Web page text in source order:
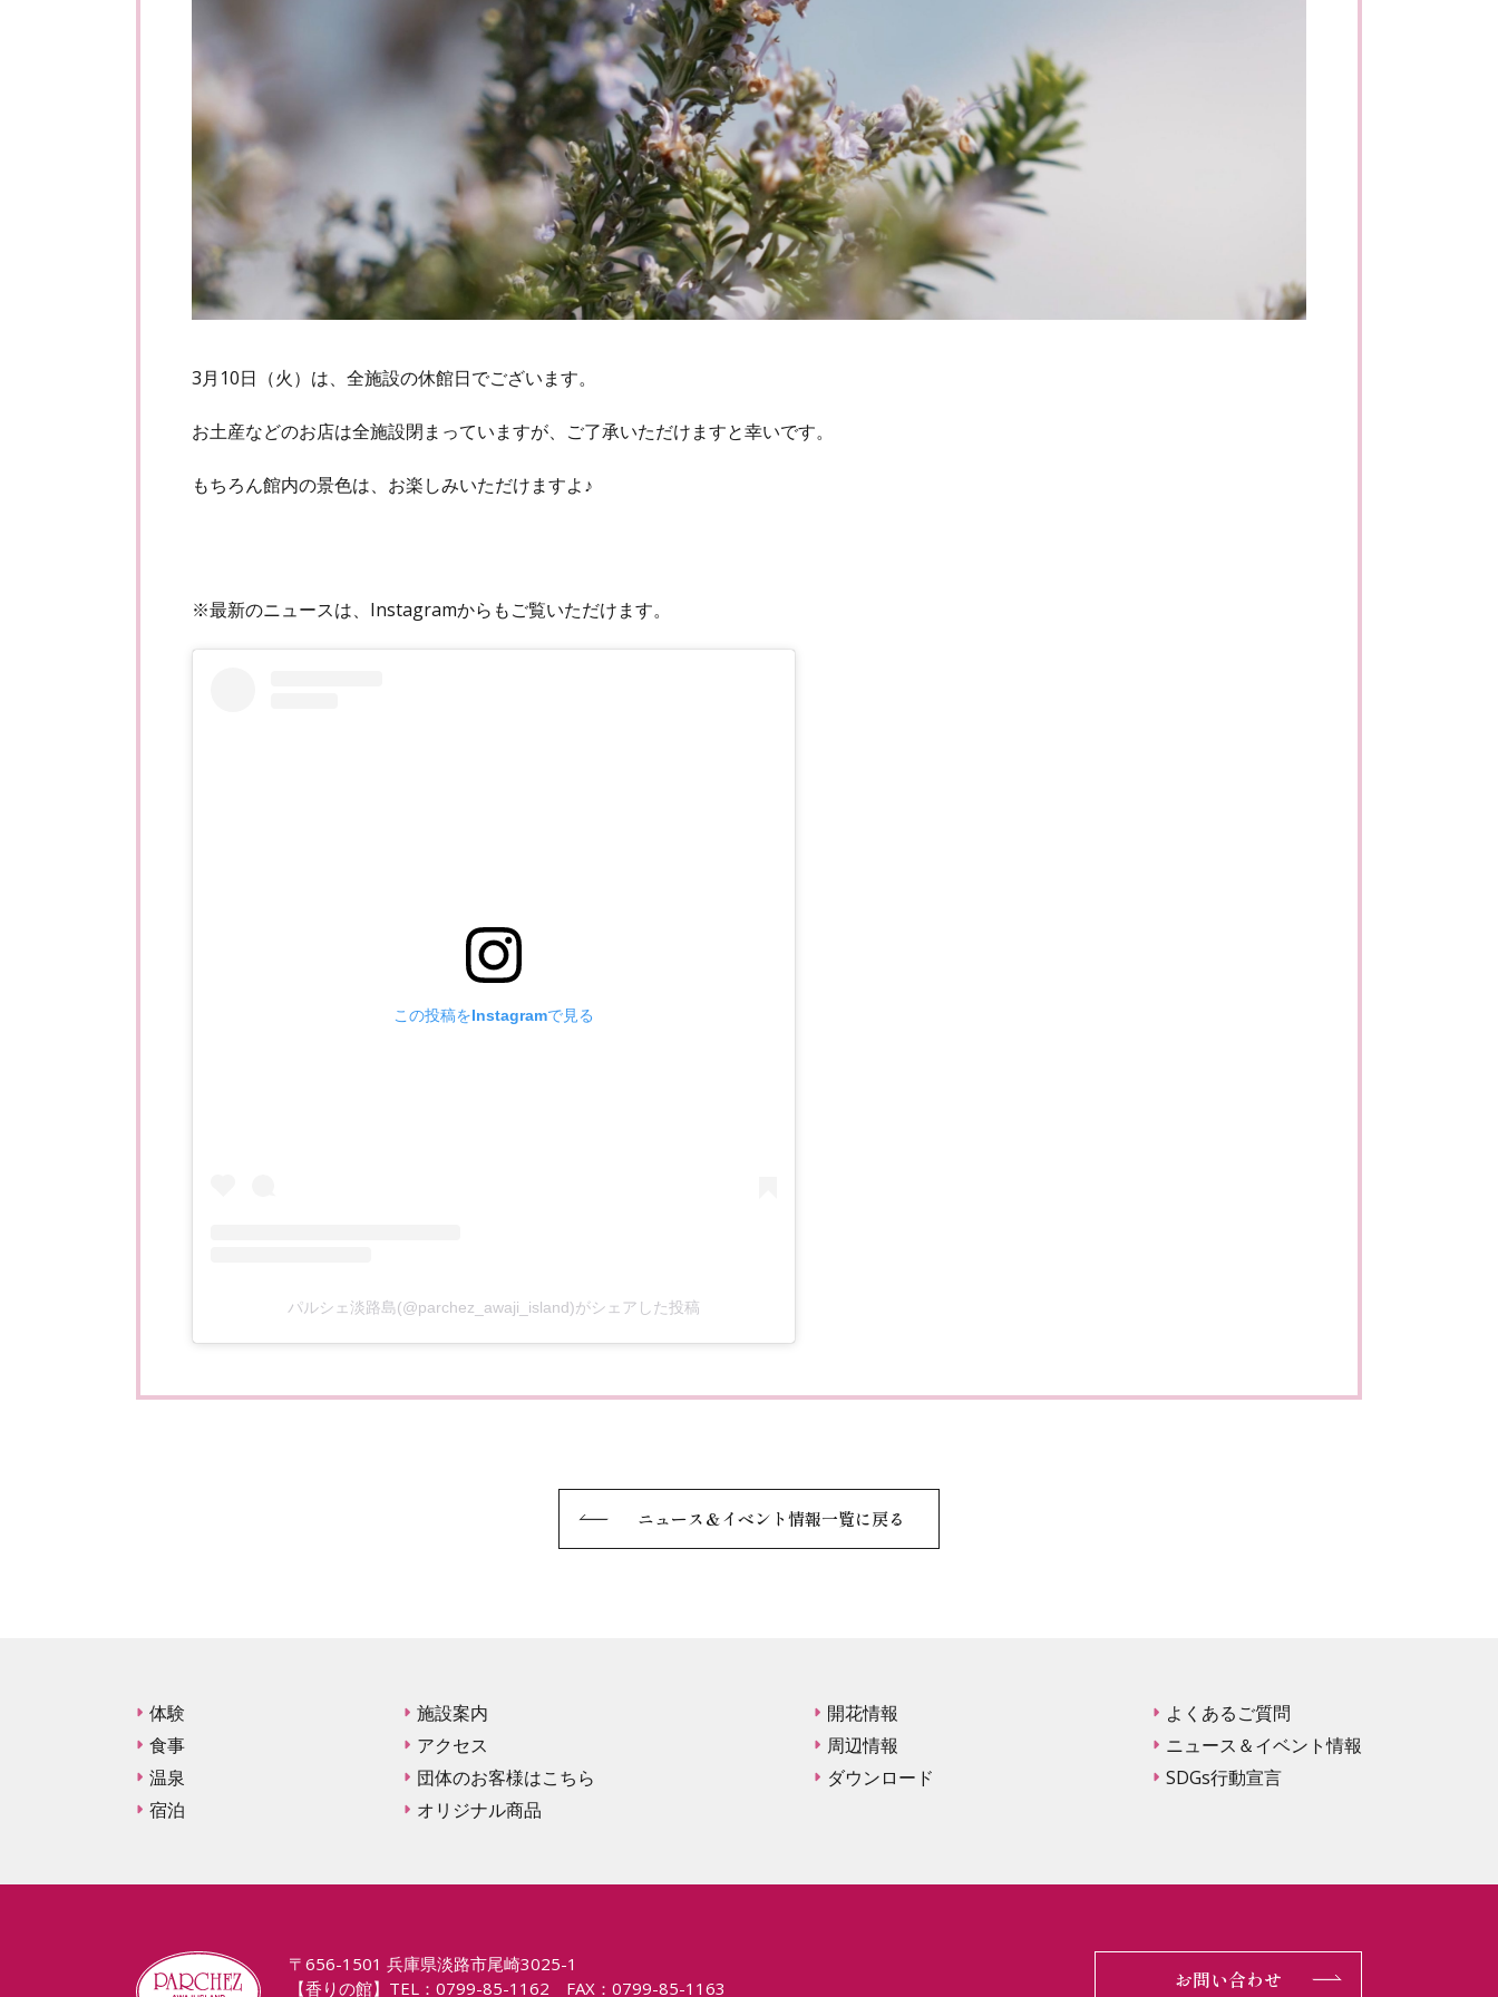
3月10日（火）は、全施設の休館日でございます。
お土産などのお店は全施設閉まっていますが、ご了承いただけますと幸いです。
もちろん館内の景色は、お楽しみいただけますよ♪
※最新のニュースは、Instagramからもご覧いただけます。
この投稿をInstagramで見る
パルシェ淡路島(@parchez_awaji_island)がシェアした投稿
ニュース＆イベント情報一覧に戻る
体験
食事
温泉
宿泊
施設案内
アクセス
団体のお客様はこちら
オリジナル商品
開花情報
周辺情報
ダウンロード
よくあるご質問
ニュース＆イベント情報
SDGs行動宣言
〒656-1501 兵庫県淡路市尾崎3025-1
【香りの館】TEL：0799-85-1162 FAX：0799-85-1163
お問い合わせ